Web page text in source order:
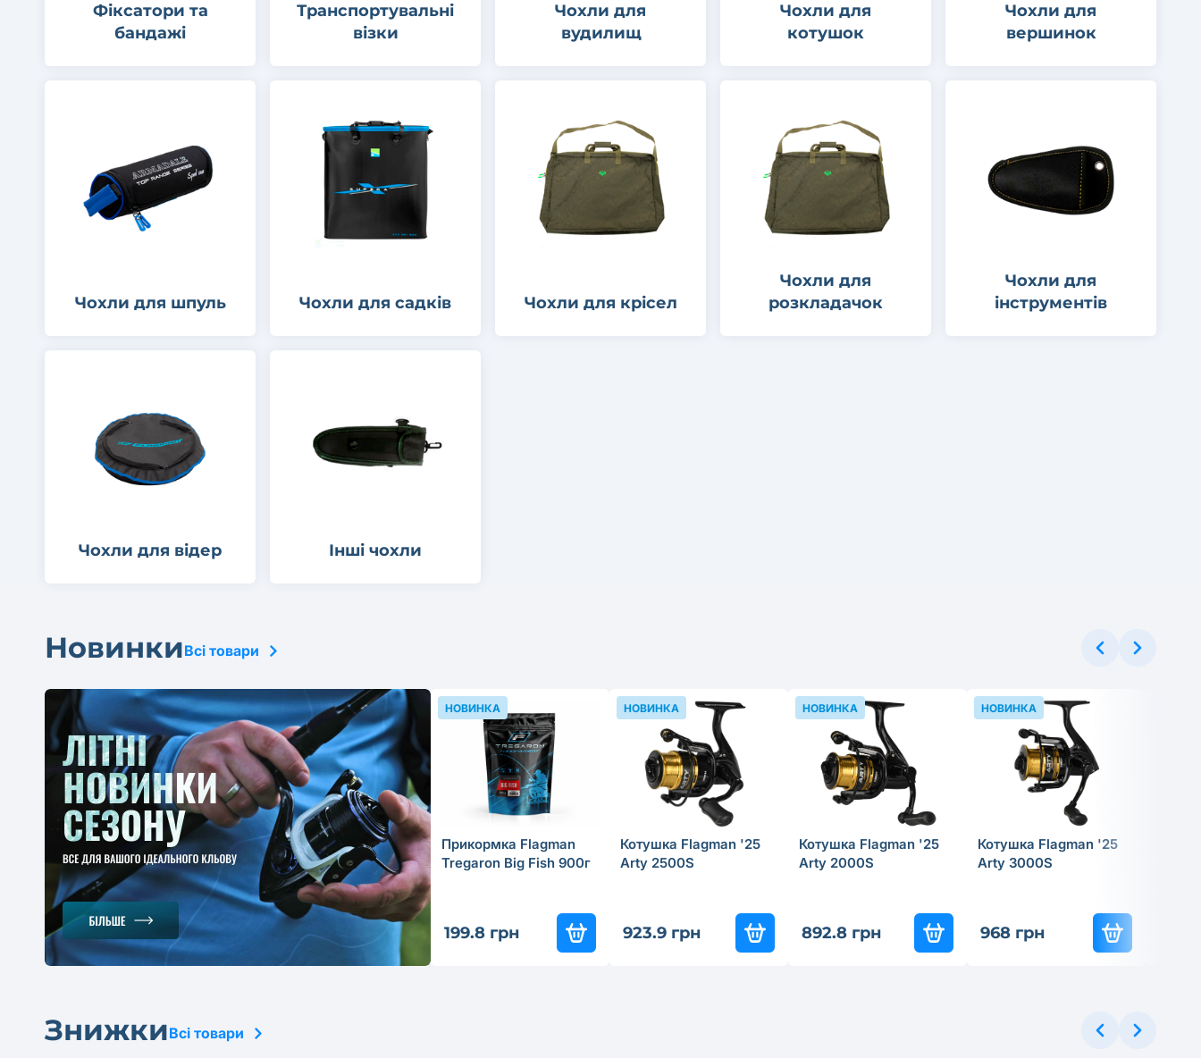
Фіксатори та
бандажі
Транспортувальні
візки
Чохли для
вудилищ
Чохли для
котушок
Чохли для
вершинок
Чохли для шпуль Чохли для садків Чохли для крісел
Чохли для
розкладачок
Чохли для
інструментів
Чохли для відер Інші чохли
НовинкиВсі товари
Прикормка Flagman
Tregaron Big Fish 900г
199.8 грн
НОВИНКА
Котушка Flagman '25
Arty 2500S
923.9 грн
НОВИНКА
Котушка Flagman '25
Arty 2000S
892.8 грн
НОВИНКА
Котушка Flagman '25
Arty 3000S
968 грн
НОВИНКА
ЗнижкиВсі товари